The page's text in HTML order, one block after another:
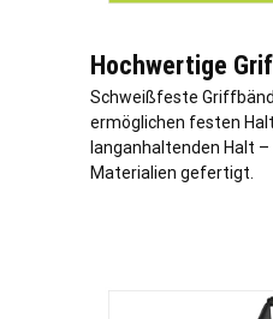
Hochwertige
Schweißfeste
ermöglichen festen
langanhaltenden Halt
Materialien gefertigt.